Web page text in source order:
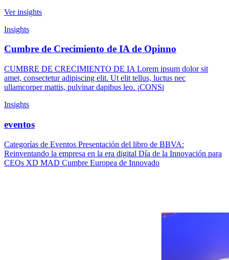
Ver insights
Insights
Cumbre de Crecimiento de IA de Opinno
CUMBRE DE CRECIMIENTO DE IA Lorem ipsum dolor sit
amet, consectetur adipiscing elit. Ut elit tellus, luctus nec
ullamcorper mattis, pulvinar dapibus leo. ¡CONSi
Insights
eventos
Categorías de Eventos Presentación del libro de BBVA:
Reinventando la empresa en la era digital Día de la Innovación para
CEOs XD MAD Cumbre Europea de Innovado